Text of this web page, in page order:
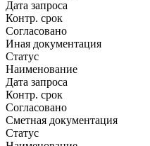
Дата запроса
Контр. срок
Согласовано
Иная документация
Статус
Наименование
Дата запроса
Контр. срок
Согласовано
Сметная документация
Статус